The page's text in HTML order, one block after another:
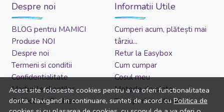
Acest site foloseste cookies pentru a va oferi functionalitatea
dorita. Navigand in continuare, sunteti de acord cuPolitica de
Despre noi
BLOG pentru MAMICI
Produse NOI
Despre noi
Termeni si conditii
Confidentialitate
Marturiile clientilor
Politica de Cookies
Informatii Utile
Cumperi acum, plătești mai
târziu...
Retur la Easybox
Cum cumpar
Cosul meu
Metode de plata
Transport si retururi